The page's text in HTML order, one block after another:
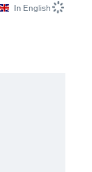
In English